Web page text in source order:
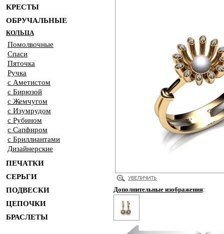
КРЕСТЫ
ОБРУЧАЛЬНЫЕ
КОЛЬЦА
Помолвочные
Спаси
Пяточка
Ручка
с Аметистом
с Бирюзой
с Жемчугом
с Изумрудом
с Рубином
с Сапфиром
с Бриллиантами
Дизайнерские
ПЕЧАТКИ
СЕРЬГИ
ПОДВЕСКИ
ЦЕПОЧКИ
БРАСЛЕТЫ
Дополнительные изображения: